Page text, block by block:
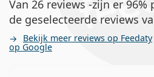
Van 26 reviews -zijn er
de geselecteerde reviews
Bekijk meer reviews op Feedaty
op Google